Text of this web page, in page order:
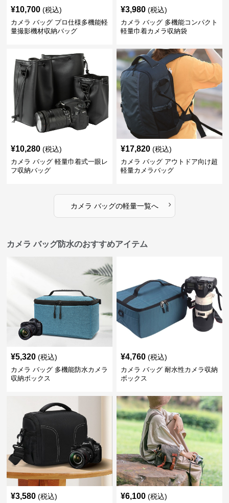
¥10,700 (税込)
カメラ バッグ プロ仕様多機能軽
量撮影機材収納バッグ
¥3,980 (税込)
カメラ バッグ 多機能コンパクト
軽量巾着カメラ収納袋
¥10,280 (税込)
カメラ バッグ 軽量巾着式一眼レ
フ収納バッグ
¥17,820 (税込)
カメラ バッグ アウトドア向け超
軽量カメラバッグ
カメラ バッグの軽量一覧へ ›
カメラ バッグ防水のおすすめアイテム
¥5,320 (税込)
カメラ バッグ 多機能防水カメラ
収納ボックス
¥4,760 (税込)
カメラ バッグ 耐水性カメラ収納
ボックス
¥3,580 (税込) ¥6,100 (税込)